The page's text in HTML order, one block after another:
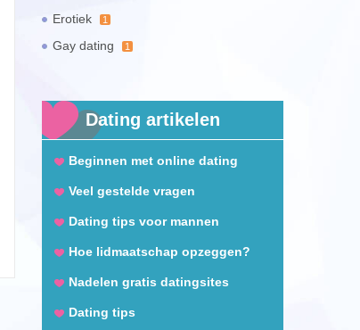
Erotiek 1
Gay dating 1
Dating artikelen
Beginnen met online dating
Veel gestelde vragen
Dating tips voor mannen
Hoe lidmaatschap opzeggen?
Nadelen gratis datingsites
Dating tips